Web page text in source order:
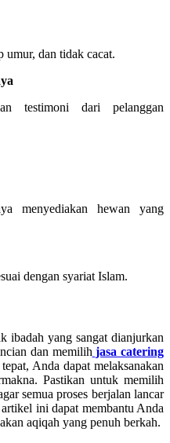
umur, dan tidak cacat.
testimoni dari pelanggan
menyediakan hewan yang
dengan syariat Islam.
ibadah yang sangat dianjurkan
dan memilih jasa catering
Anda dapat melaksanakan
Pastikan untuk memilih
semua proses berjalan lancar
ini dapat membantu Anda
aqiqah yang penuh berkah.